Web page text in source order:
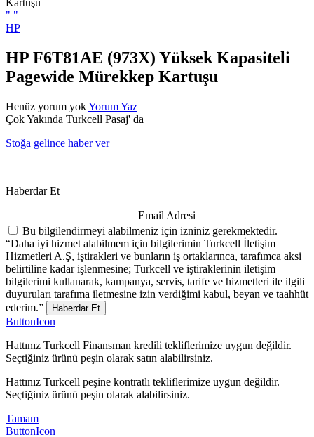
" "
HP
HP F6T81AE (973X) Yüksek Kapasiteli
Pagewide Mürekkep Kartuşu
Henüz yorum yokYorum Yaz
Çok Yakında Turkcell Pasaj' da
Stoğa gelince haber ver
Haberdar Et
Email Adresi
Bu bilgilendirmeyi alabilmeniz için izniniz gerekmektedir.
“Daha iyi hizmet alabilmem için bilgilerimin Turkcell İletişim
Hizmetleri A.Ş, iştirakleri ve bunların iş ortaklarınca, tarafımca aksi
belirtiline kadar işlenmesine; Turkcell ve iştiraklerinin iletişim
bilgilerimi kullanarak, kampanya, servis, tarife ve hizmetleri ile ilgili
duyuruları tarafıma iletmesine izin verdiğimi kabul, beyan ve taahhüt
ederim.”
Haberdar Et
ButtonIcon
Hattınız Turkcell Finansman kredili tekliflerimize uygun değildir.
Seçtiğiniz ürünü peşin olarak satın alabilirsiniz.
Hattınız Turkcell peşine kontratlı tekliflerimize uygun değildir.
Seçtiğiniz ürünü peşin olarak alabilirsiniz.
Tamam
ButtonIcon